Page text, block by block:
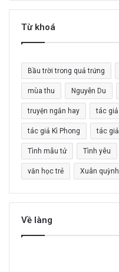
Từ khoá
Bầu trời trong quả trứng
mùa thu Nguyễn Du
truyện ngắn hay tác
tác giả Kì Phong tác
Tình mẫu tử Tình yêu
văn học trẻ Xuân quỳnh
Về làng